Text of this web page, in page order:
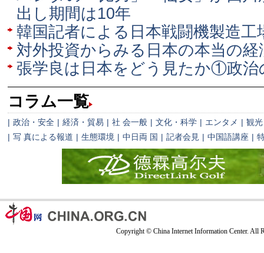
出し期間は10年
韓国記者による日本戦闘機製造工
対外投資からみる日本の本当の経
張学良は日本をどう見たか①政治
コラム一覧
| 政治・安全 | 経済・貿易 | 社 会一般 | 文化・科学 | エンタメ | 観光
| 写 真による報道 | 生態環境 | 中日両 国 | 記者会見 | 中国語講座 |